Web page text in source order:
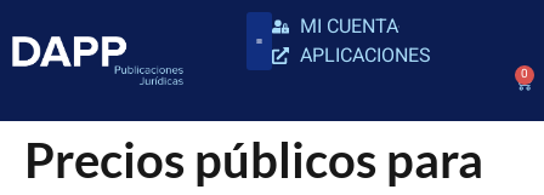
MI CUENTA
APLICACIONES
0
Precios públicos para